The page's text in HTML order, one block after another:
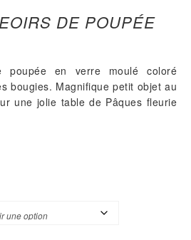
DE POUPÉE
poupée en verre moulé coloré
bougies. Magnifique petit objet au
une jolie table de Pâques fleurie